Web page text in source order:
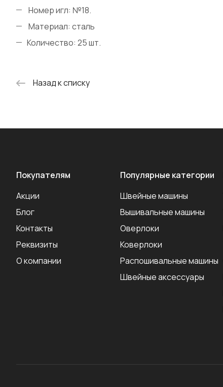
Номер игл: №18.
Материал: сталь
Количество: 25 шт.
Назад к списку
Покупателям
Акции
Блог
Контакты
Реквизиты
О компании
Популярные категории
Швейные машины
Вышивальные машины
Оверлоки
Коверлоки
Распошивальные машины
Швейные аксеcсуары